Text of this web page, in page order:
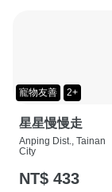
寵物友善 2+
星星慢慢走
Anping Dist., Tainan
City
NT$ 433